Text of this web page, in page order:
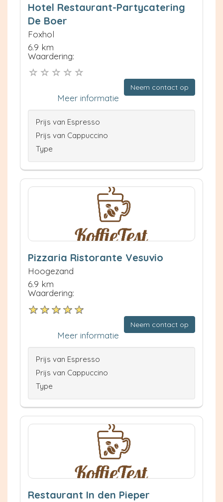
Hotel Restaurant-Partycatering
De Boer
Foxhol
6.9 km
Waardering:
Neem contact op
Meer informatie
Prijs van Espresso
Prijs van Cappuccino
Type
Pizzaria Ristorante Vesuvio
Hoogezand
6.9 km
Waardering:
Neem contact op
Meer informatie
Prijs van Espresso
Prijs van Cappuccino
Type
Restaurant In den Pieper